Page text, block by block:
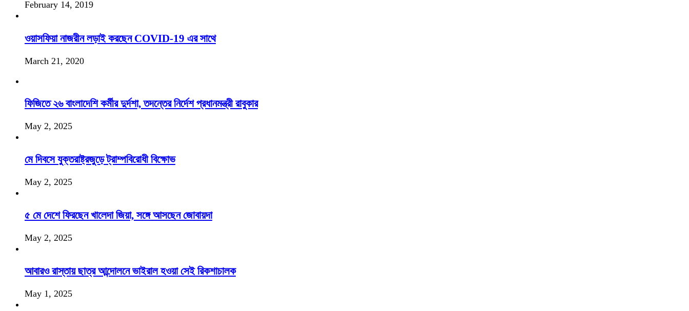
February 14, 2019
ওয়াসফিয়া নাজরীন লড়াই করছেন COVID-19 এর সাথে
March 21, 2020
ফিজিতে ২৬ বাংলাদেশি কর্মীর দুর্দশা, তদন্তের নির্দেশ প্রধানমন্ত্রী রাবুকার
May 2, 2025
মে দিবসে যুক্তরাষ্ট্রজুড়ে ট্রাম্পবিরোধী বিক্ষোভ
May 2, 2025
৫ মে দেশে ফিরছেন খালেদা জিয়া, সঙ্গে আসছেন জোবায়দা
May 2, 2025
আবারও রাস্তায় ছাত্র আন্দোলনে ভাইরাল হওয়া সেই রিকশাচালক
May 1, 2025